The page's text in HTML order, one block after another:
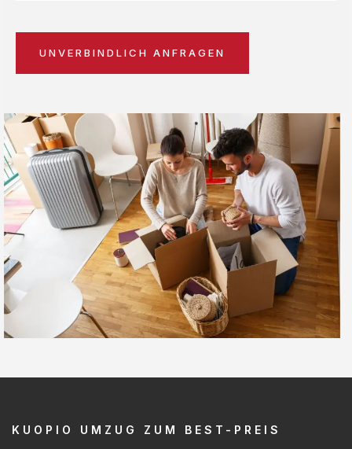
UNVERBINDLICH ANFRAGEN
KUOPIO UMZUG ZUM BEST-PREIS